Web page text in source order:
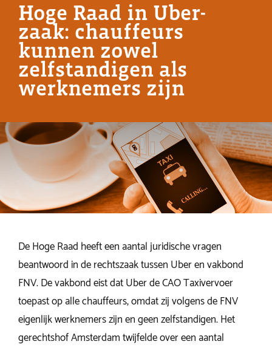
Hoge Raad in Uber-
zaak: chauffeurs
kunnen zowel
zelfstandigen als
werknemers zijn
De Hoge Raad heeft een aantal juridische vragen
beantwoord in de rechtszaak tussen Uber en vakbond
FNV. De vakbond eist dat Uber de CAO Taxivervoer
toepast op alle chauffeurs, omdat zij volgens de FNV
eigenlijk werknemers zijn en geen zelfstandigen. Het
gerechtshof Amsterdam twijfelde over een aantal